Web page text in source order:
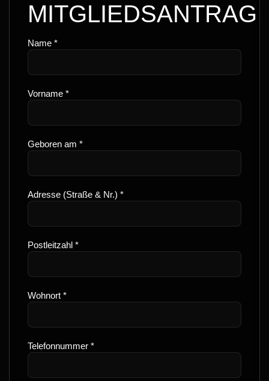
MITGLIEDSANTRAG
Name *
Vorname *
Geboren am *
Adresse (Straße & Nr.) *
Postleitzahl *
Wohnort *
Telefonnummer *